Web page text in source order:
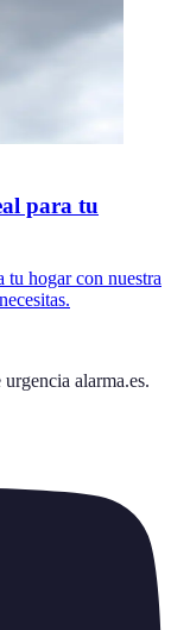
para tu
tu hogar con nuestra
urgencia alarma.es.